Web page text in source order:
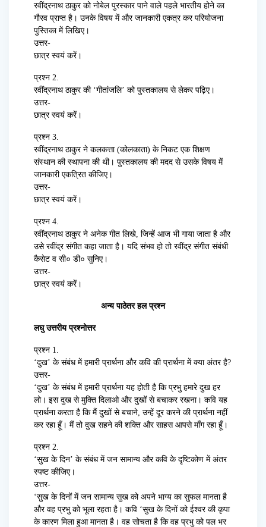
रवींद्रनाथ ठाकुर को नोबेल पुरस्कार पाने वाले पहले भारतीय होने का
गौरव प्राप्त है। उनके विषय में और जानकारी एकत्र कर परियोजना
पुस्तिका में लिखिए।
उत्तर-
छात्र स्वयं करें।
प्रश्न 2.
रवींद्रनाथ ठाकुर की ‘गीतांजलि’ को पुस्तकालय से लेकर पढ़िए।
उत्तर-
छात्र स्वयं करें।
प्रश्न 3.
रवींद्रनाथ ठाकुर ने कलकत्ता (कोलकाता) के निकट एक शिक्षण
संस्थान की स्थापना की थी। पुस्तकालय की मदद से उसके विषय में
जानकारी एकत्रित कीजिए।
उत्तर-
छात्र स्वयं करें।
प्रश्न 4.
रवींद्रनाथ ठाकुर ने अनेक गीत लिखे, जिन्हें आज भी गाया जाता है और
उसे रवींद्र संगीत कहा जाता है। यदि संभव हो तो रवींद्र संगीत संबंधी
कैसेट व सी० डी० सुनिए।
उत्तर-
छात्र स्वयं करें।
अन्य पाठेतर हल प्रश्न
लघु उत्तरीय प्रश्नोत्तर
प्रश्न 1.
‘दुख’ के संबंध में हमारी प्रार्थना और कवि की प्रार्थना में क्या अंतर है?
उत्तर-
‘दुख’ के संबंध में हमारी प्रार्थना यह होती है कि प्रभु हमारे दुख हर
लो। इस दुख से मुक्ति दिलाओ और दुखों से बचाकर रखना। कवि यह
प्रार्थना करता है कि मैं दुखों से बचाने, उन्हें दूर करने की प्रार्थना नहीं
कर रहा हूँ। मैं तो दुख सहने की शक्ति और साहस आपसे माँग रहा हूँ।
प्रश्न 2.
‘सुख के दिन’ के संबंध में जन सामान्य और कवि के दृष्टिकोण में अंतर
स्पष्ट कीजिए।
उत्तर-
‘सुख के दिनों में जन सामान्य सुख को अपने भाग्य का सुफल मानता है
और वह प्रभु को भूला रहता है। कवि ‘सुख के दिनों को ईश्वर की कृपा
के कारण मिला हुआ मानता है। वह सोचता है कि वह प्रभु को पल भर